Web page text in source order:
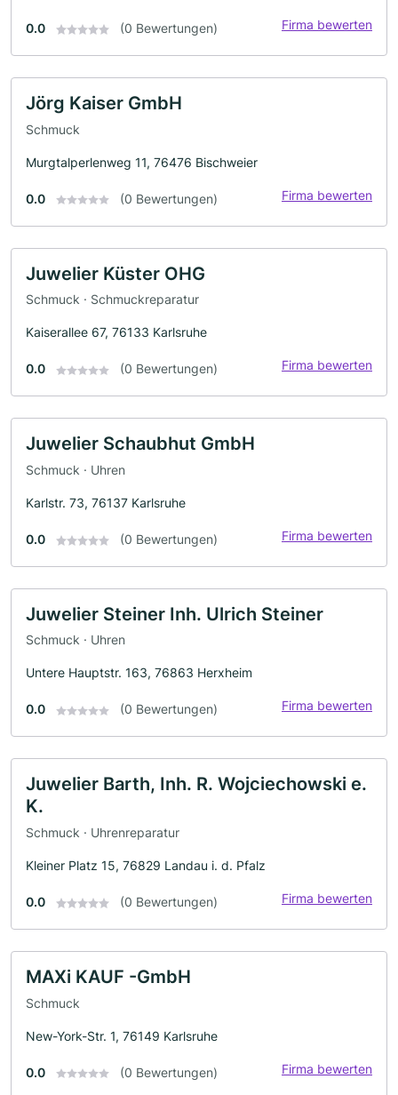
0.0 (0 Bewertungen) Firma bewerten
Jörg Kaiser GmbH
Schmuck
Murgtalperlenweg 11, 76476 Bischweier
0.0 (0 Bewertungen) Firma bewerten
Juwelier Küster OHG
Schmuck · Schmuckreparatur
Kaiserallee 67, 76133 Karlsruhe
0.0 (0 Bewertungen) Firma bewerten
Juwelier Schaubhut GmbH
Schmuck · Uhren
Karlstr. 73, 76137 Karlsruhe
0.0 (0 Bewertungen) Firma bewerten
Juwelier Steiner Inh. Ulrich Steiner
Schmuck · Uhren
Untere Hauptstr. 163, 76863 Herxheim
0.0 (0 Bewertungen) Firma bewerten
Juwelier Barth, Inh. R. Wojciechowski e.
K.
Schmuck · Uhrenreparatur
Kleiner Platz 15, 76829 Landau i. d. Pfalz
0.0 (0 Bewertungen) Firma bewerten
MAXi KAUF -GmbH
Schmuck
New-York-Str. 1, 76149 Karlsruhe
0.0 (0 Bewertungen) Firma bewerten